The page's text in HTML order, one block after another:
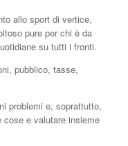
allo sport di vertice,
pure per chi è da
su tutti i fronti.
pubblico, tasse,
problemi e, soprattutto,
cose e valutare insieme